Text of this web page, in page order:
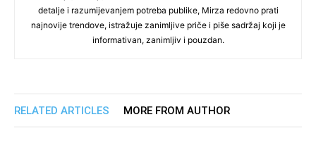
detalje i razumijevanjem potreba publike, Mirza redovno prati
najnovije trendove, istražuje zanimljive priče i piše sadržaj koji je
informativan, zanimljiv i pouzdan.
RELATED ARTICLES MORE FROM AUTHOR